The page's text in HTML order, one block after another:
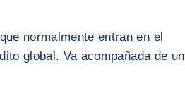
normalmente entran en el
global. Va acompañada de un